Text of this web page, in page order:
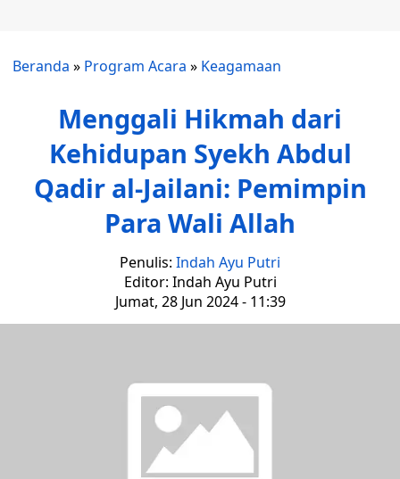
Beranda » Program Acara » Keagamaan
Menggali Hikmah dari
Kehidupan Syekh Abdul
Qadir al-Jailani: Pemimpin
Para Wali Allah
Penulis: Indah Ayu Putri
Editor: Indah Ayu Putri
Jumat, 28 Jun 2024 - 11:39